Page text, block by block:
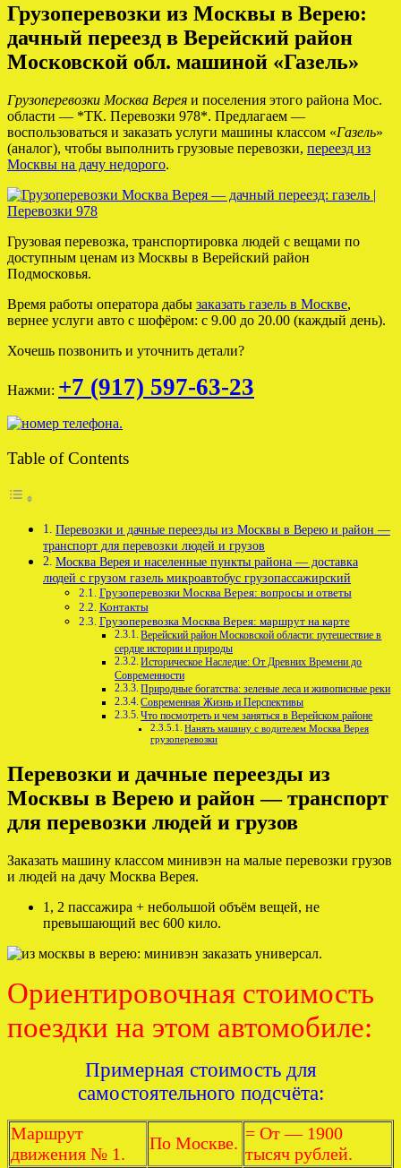
Грузоперевозки из Москвы в Верею:
дачный переезд в Верейский район
Московской обл. машиной «Газель»
Грузоперевозки Москва Верея и поселения этого района Мос.
области — *ТК. Перевозки 978*. Предлагаем —
воспользоваться и заказать услуги машины классом «Газель»
(аналог), чтобы выполнить грузовые перевозки, переезд из
Москвы на дачу недорого.
Грузовая перевозка, транспортировка людей с вещами по
доступным ценам из Москвы в Верейский район
Подмосковья.
Время работы оператора дабы заказать газель в Москве,
вернее услуги авто с шофёром: с 9.00 до 20.00 (каждый день).
Хочешь позвонить и уточнить детали?
Нажми: +7 (917) 597-63-23
Table of Contents
Перевозки и дачные переезды из Москвы в Верею и район —
транспорт для перевозки людей и грузов
Москва Верея и населенные пункты района — доставка
людей с грузом газель микроавтобус грузопассажирский
Грузоперевозки Москва Верея: вопросы и ответы
Контакты
Грузоперевозка Москва Верея: маршрут на карте
Верейский район Московской области: путешествие в
сердце истории и природы
Историческое Наследие: От Древних Времени до
Современности
Природные богатства: зеленые леса и живописные реки
Современная Жизнь и Перспективы
Что посмотреть и чем заняться в Верейском районе
Нанять машину с водителем Москва Верея
грузоперевозки
Перевозки и дачные переезды из
Москвы в Верею и район — транспорт
для перевозки людей и грузов
Заказать машину классом минивэн на малые перевозки грузов
и людей на дачу Москва Верея.
1, 2 пассажира + небольшой объём вещей, не
превышающий вес 600 кило.
Ориентировочная стоимость
поездки на этом автомобиле:
Примерная стоимость для
самостоятельного подсчёта:
Маршрут
движения № 1.
По Москве. = От — 1900
тысяч рублей.